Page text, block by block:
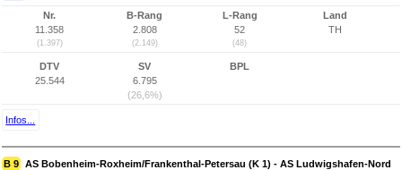
Nr.
11.358
(1.397)
B-Rang
2.808
(2.149)
L-Rang
52
(48)
Land
TH
DTV
25.544
SV
6.795
(26,6%)
BPL
Infos...
B 9 AS Bobenheim-Roxheim/Frankenthal-Petersau (K 1) - AS Ludwigshafen-Nord